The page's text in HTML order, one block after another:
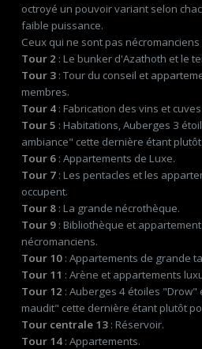
octroyé un pouvoir variant selon
faible puissance.
Ceux qui ne sont pas
Tour 2 : Le bunker d'Azathoth et le
Tour 3: Tour du conseil et
membres.
Tour 4: Fabrication des vins et
Tour 5 : Habitations, Auberges 3
ambiance" cette dernière étant
Tour 6: Appartements de Luxe.
Tour 7: Les pentacles et les
occupent.
Tour 8: La grande nécrothèque.
Tour 9: Bibliothèque et
nécromanciens.
Tour 10: Appartements de grande
Tour 11 : Arène et appartements
Tour 12 : Auberges 4 étoiles "Drow"
maudit" cette dernière étant plutôt
Tour centrale 13: Réservoir.
Tour 14: Appartements.